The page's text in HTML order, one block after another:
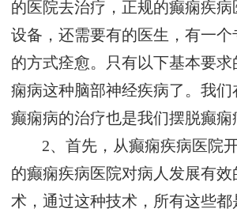
的医院去治疗，正规的癫痫疾
设备，还需要有的医生，有一
的方式痊愈。只有以下基本要
痫病这种脑部神经疾病了。我们
癫痫病的治疗也是我们摆脱癫痫
2、首先，从癫痫疾病医院
的癫痫疾病医院对病人发展有
术，通过这种技术，所有这些